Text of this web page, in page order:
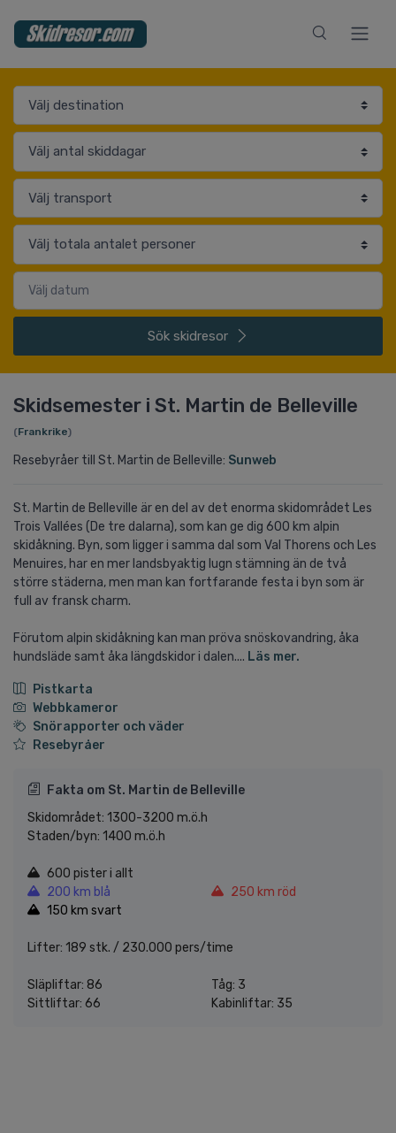
Sök skidresor
Skidsemester i St. Martin de Belleville
(Frankrike)
Resebyråer till St. Martin de Belleville: Sunweb
St. Martin de Belleville är en del av det enorma skidområdet Les
Trois Vallées (De tre dalarna), som kan ge dig 600 km alpin
skidåkning. Byn, som ligger i samma dal som Val Thorens och Les
Menuires, har en mer landsbyaktig lugn stämning än de två
större städerna, men man kan fortfarande festa i byn som är
full av fransk charm.
Förutom alpin skidåkning kan man pröva snöskovandring, åka
hundsläde samt åka längdskidor i dalen.... Läs mer.
Pistkarta
Webbkameror
Snörapporter och väder
Resebyråer
Fakta om St. Martin de Belleville
Skidområdet: 1300-3200 m.ö.h
Staden/byn: 1400 m.ö.h
600 pister i allt
200 km blå
250 km röd
150 km svart
Lifter: 189 stk. / 230.000 pers/time
Släpliftar: 86
Tåg: 3
Sittliftar: 66
Kabinliftar: 35